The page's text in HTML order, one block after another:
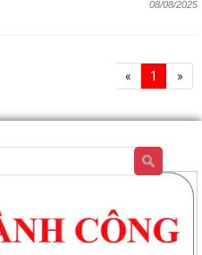
08/08/2025
« 1 »